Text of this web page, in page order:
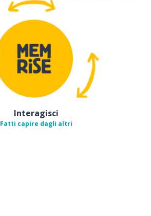
Interagisci
Fatti capire dagli altri